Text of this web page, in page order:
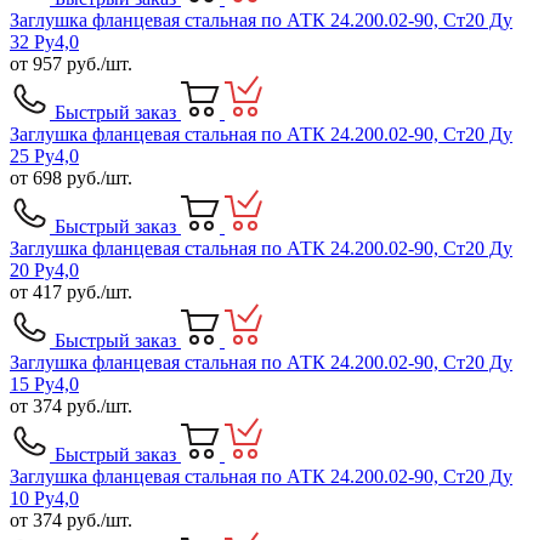
Заглушка фланцевая стальная по АТК 24.200.02-90, Ст20 Ду
32 Ру4,0
от 957 руб./шт.
Быстрый заказ
Заглушка фланцевая стальная по АТК 24.200.02-90, Ст20 Ду
25 Ру4,0
от 698 руб./шт.
Быстрый заказ
Заглушка фланцевая стальная по АТК 24.200.02-90, Ст20 Ду
20 Ру4,0
от 417 руб./шт.
Быстрый заказ
Заглушка фланцевая стальная по АТК 24.200.02-90, Ст20 Ду
15 Ру4,0
от 374 руб./шт.
Быстрый заказ
Заглушка фланцевая стальная по АТК 24.200.02-90, Ст20 Ду
10 Ру4,0
от 374 руб./шт.